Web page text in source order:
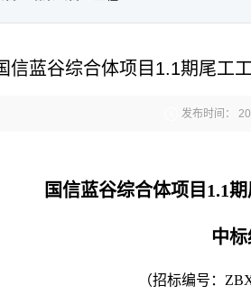
信蓝谷综合体项目1.1期尾工
发布时间：
国信蓝谷综合体项目 1.1
中
（招标编号：